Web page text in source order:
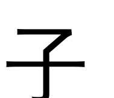
子